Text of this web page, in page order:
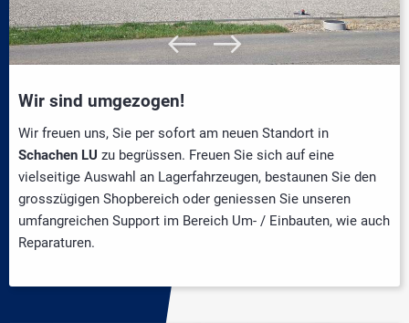
Wir sind umgezogen!
Wir freuen uns, Sie per sofort am neuen Standort in
Schachen LU zu begrüssen. Freuen Sie sich auf eine
vielseitige Auswahl an Lagerfahrzeugen, bestaunen Sie den
grosszügigen Shopbereich oder geniessen Sie unseren
umfangreichen Support im Bereich Um- / Einbauten, wie auch
Reparaturen.